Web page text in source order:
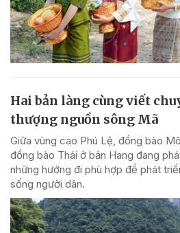
Hai bản làng cùng viết
thượng nguồn sông Mã
Giữa vùng cao Phú Lệ, đồng bào
đồng bào Thái ở bản Hang đang
những hướng đi phù hợp để phát
sống người dân.